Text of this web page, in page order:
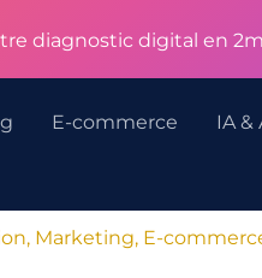
diagnostic digital en
E-commerce IA
Marketing, E-